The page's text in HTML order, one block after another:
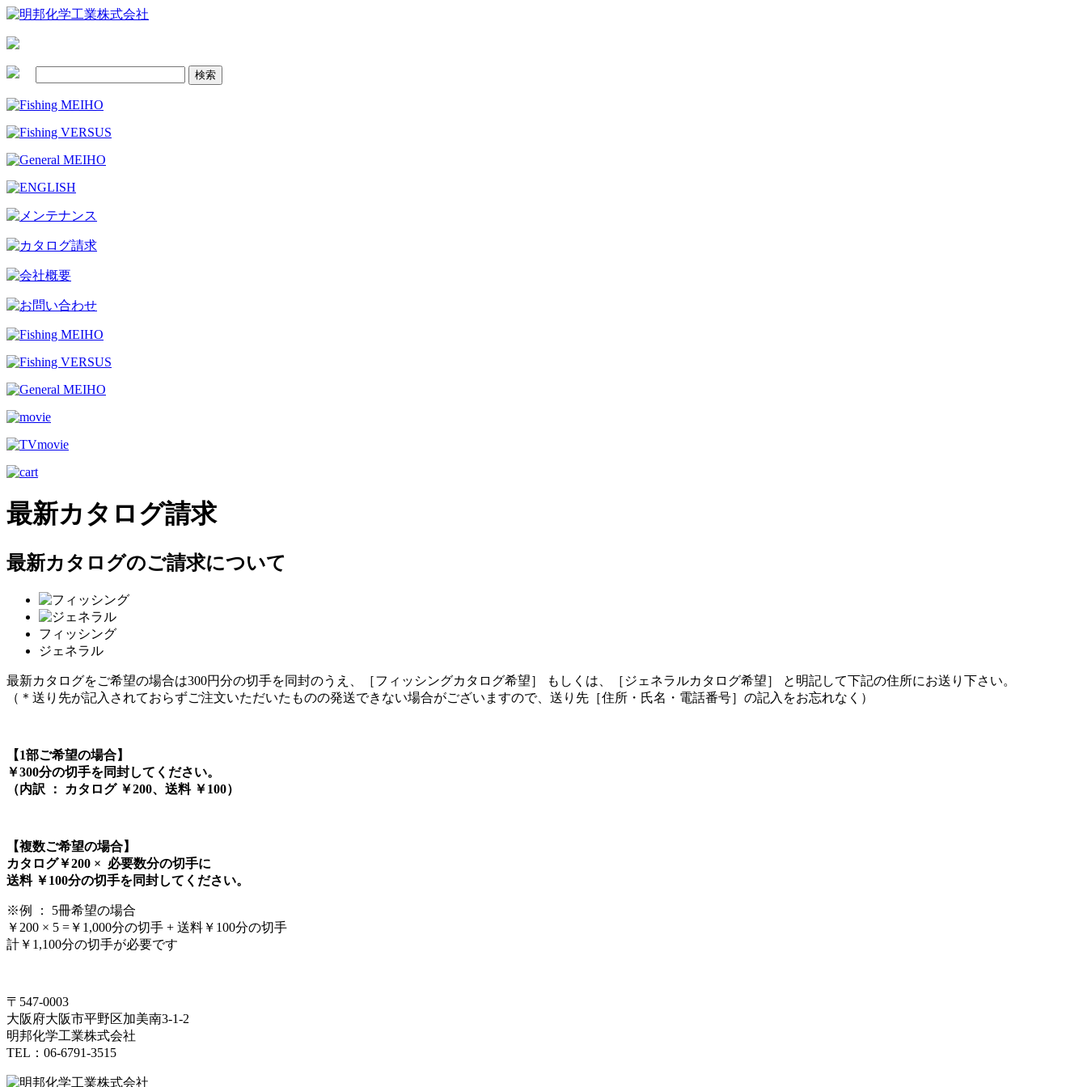
最新カタログ請求
最新カタログのご請求について
フィッシング
ジェネラル
最新カタログをご希望の場合は300円分の切手を同封のうえ、［フィッシングカタログ希望］ もしくは、［ジェネラルカタログ希望］ と明記して下記の住所にお送り下さい。
（＊送り先が記入されておらずご注文いただいたものの発送できない場合がございますので、送り先［住所・氏名・電話番号］の記入をお忘れなく）
【1部ご希望の場合】
￥300分の切手を同封してください。
（内訳 ： カタログ ￥200、送料 ￥100）
【複数ご希望の場合】
カタログ￥200 × 必要数分の切手に
送料 ￥100分の切手を同封してください。
※例 ： 5冊希望の場合
￥200 × 5 =￥1,000分の切手 + 送料￥100分の切手
計￥1,100分の切手が必要です
〒547-0003
大阪府大阪市平野区加美南3-1-2
明邦化学工業株式会社
TEL：06-6791-3515